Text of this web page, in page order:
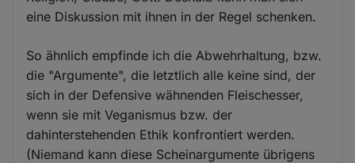
eine Diskussion mit ihnen in der Regel schenken.
So ähnlich empfinde ich die Abwehrhaltung, bzw.
die "Argumente", die letztlich alle keine sind, der
sich in der Defensive wähnenden Fleischesser,
wenn sie mit Veganismus bzw. der
dahinterstehenden Ethik konfrontiert werden.
(Niemand kann diese Scheinargumente übrigens